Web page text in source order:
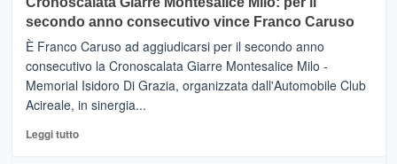
tra
sapori
vicoli
medievali
Mondello
(Palermo)
–
“E
adesso
Pasta
–
Sicilia
secondo anno consecutivo vince Franco Caruso
È Franco Caruso ad aggiudicarsi per il secondo anno
consecutivo la Cronoscalata Giarre Montesalice Milo -
Memorial Isidoro Di Grazia, organizzata dall'Automobile Club
Acireale, in sinergia...
Leggi tuttoLeggi